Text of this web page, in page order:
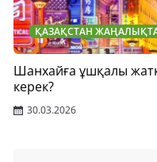
ҚАЗАҚСТАН
Шанхайға ұшқалы
керек?
30.03.2026